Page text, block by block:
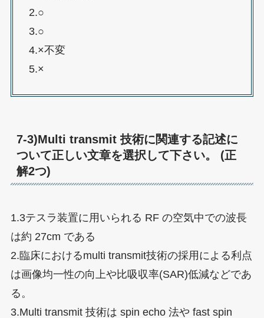
2.○
3.○
4.×不変
5.×
7-3)Multi transmit 技術に関連する記述に
ついて正しい文章を選択して下さい。 (正
解2つ)
1.3テスラ装置に用いられる RF の空気中での波長
は約 27cm である
2.臨床におけるmulti transmit技術の採用による利点
は画像均一性の向上や比吸収率(SAR)低減などであ
る。
3.Multi transmit 技術は spin echo 法や fast spin